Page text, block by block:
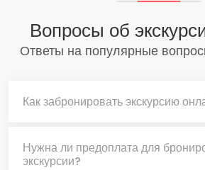
Вопросы об
Ответы на популярные
Как забронировать экскурсию
Нужна ли предоплата для
экскурсии?